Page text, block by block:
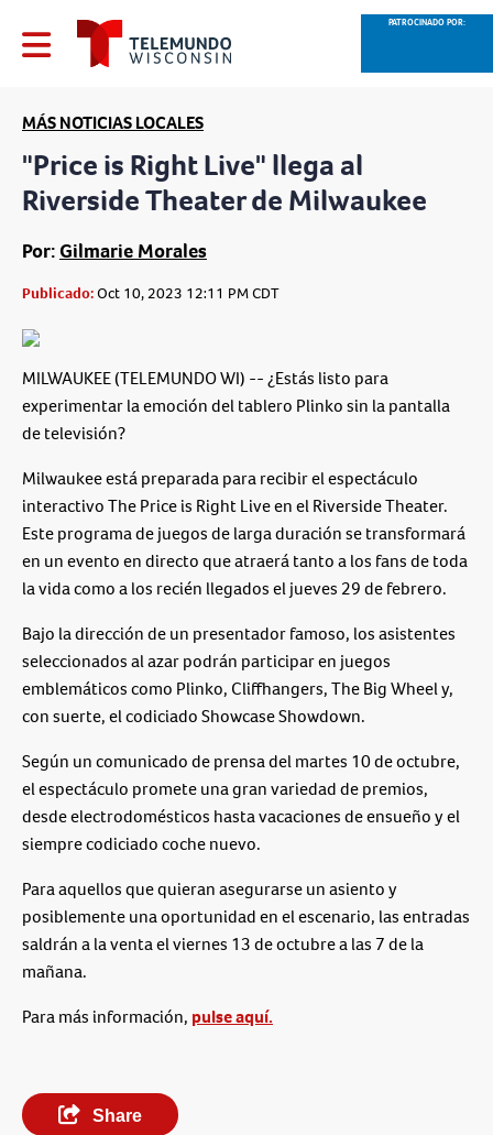
PATROCINADO POR:
MÁS NOTICIAS LOCALES
"Price is Right Live" llega al
Riverside Theater de Milwaukee
Por: Gilmarie Morales
Publicado:Oct 10, 2023 12:11 PM CDT
MILWAUKEE (TELEMUNDO WI) -- ¿Estás listo para
experimentar la emoción del tablero Plinko sin la pantalla
de televisión?
Milwaukee está preparada para recibir el espectáculo
interactivo The Price is Right Live en el Riverside Theater.
Este programa de juegos de larga duración se transformará
en un evento en directo que atraerá tanto a los fans de toda
la vida como a los recién llegados el jueves 29 de febrero.
Bajo la dirección de un presentador famoso, los asistentes
seleccionados al azar podrán participar en juegos
emblemáticos como Plinko, Cliffhangers, The Big Wheel y,
con suerte, el codiciado Showcase Showdown.
Según un comunicado de prensa del martes 10 de octubre,
el espectáculo promete una gran variedad de premios,
desde electrodomésticos hasta vacaciones de ensueño y el
siempre codiciado coche nuevo.
Para aquellos que quieran asegurarse un asiento y
posiblemente una oportunidad en el escenario, las entradas
saldrán a la venta el viernes 13 de octubre a las 7 de la
mañana.
Para más información, pulse aquí.
Share